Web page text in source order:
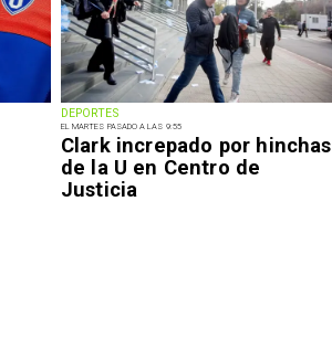
DEPORTES
EL MARTES PASADO A LAS 9:55
Clark increpado por hinchas
de la U en Centro de
Justicia